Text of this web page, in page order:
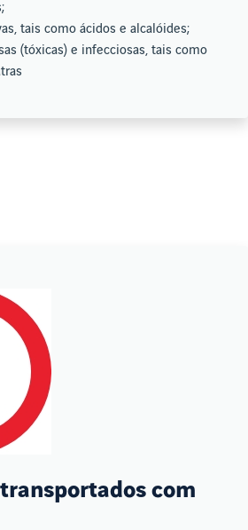
tais como ácidos e alcalóides;
(tóxicas) e infecciosas, tais como
transportados com